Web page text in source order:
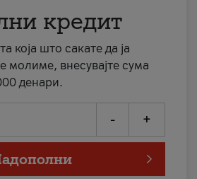
кредит
која што сакате да ја
молиме, внесувајте сума
денари.
- +